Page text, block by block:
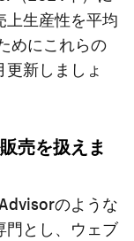
上生産性を平均
めにこれらの
新しましょ
売を扱えま
のような
門とし、ウェブ